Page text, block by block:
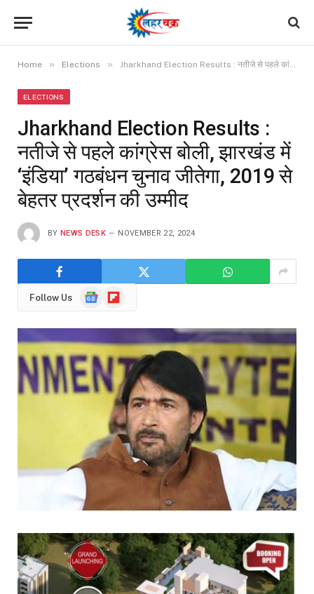
Home » Elections » Jharkhand Election Results : नतीजे से पहले कांग्रेस बोली, झारखंड में ‘इंडिया’ गठबंधन चुनाव जीतेगा, 2019 से बेहतर प्रदर्शन की उम्मीद
ELECTIONS
Jharkhand Election Results :
नतीजे से पहले कांग्रेस बोली, झारखंड में
‘इंडिया’ गठबंधन चुनाव जीतेगा, 2019 से
बेहतर प्रदर्शन की उम्मीद
BY NEWS DESK NOVEMBER 22, 2024
Follow Us
GoogleFlipboard